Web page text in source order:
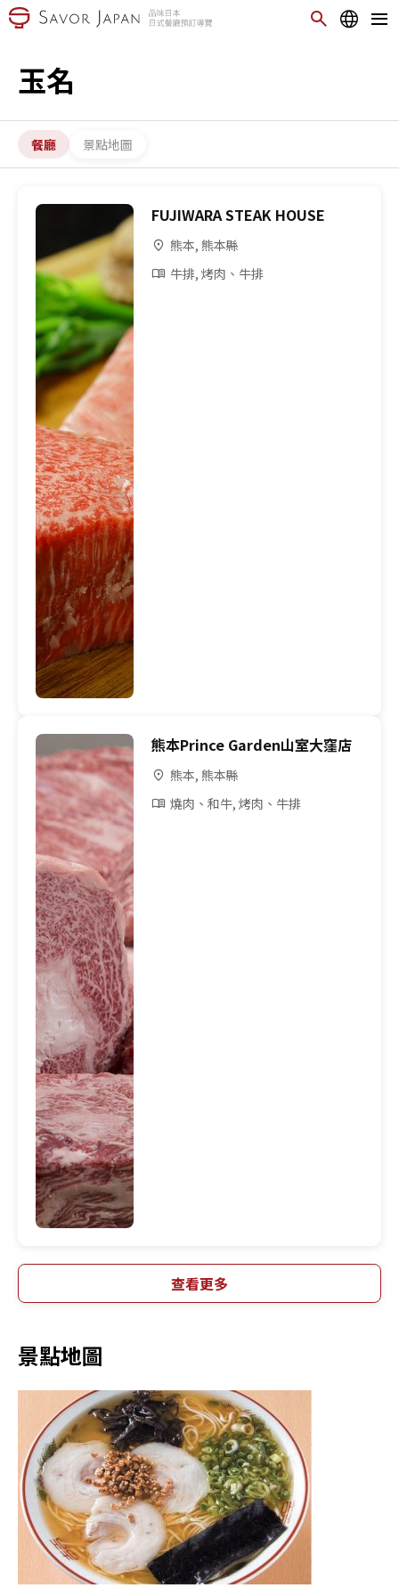
玉名
餐廳 景點地圖
FUJIWARA STEAK HOUSE
熊本, 熊本縣
牛排, 烤肉、牛排
熊本Prince Garden山室大窪店
熊本, 熊本縣
燒肉、和牛, 烤肉、牛排
查看更多
景點地圖